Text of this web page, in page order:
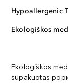
Hypoallergenic
Ekologiškos
Ekologiškos
supakuotas